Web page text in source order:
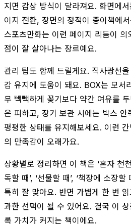
지면 감상 방식이 달라져요. 화면에
이지 전환, 장면의 정적이 종이책에
스포츠만화는 이런 페이지 리듬이
점이 잘 살아나는 장르예요.
관리 팁도 함께 드릴게요. 직사광선
감 유지에 도움이 돼요. BOX는 모서
무 빽빽하게 꽂기보다 약간 여유를
은 피하고, 장기 보관 시에는 박스 안
평평한 상태를 유지해보세요. 이런
의 만족감이 오래가요.
상황별로 정리하면 이 책은 ‘혼자 천
독할 때’, ‘선물할 때’, ‘책장에 소장할
특히 잘 맞아요. 반면 가볍게 한 번
과한 선택이 될 수 있어요. 결국 이
록 가치가 커지는 책이에요.